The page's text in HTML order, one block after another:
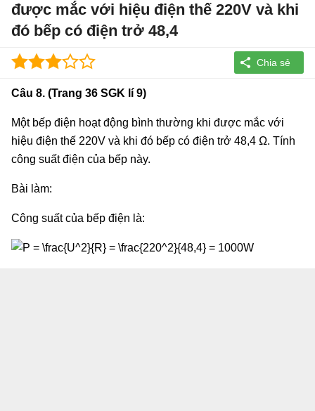
được mắc với hiệu điện thế 220V và khi
đó bếp có điện trở 48,4
Câu 8. (Trang 36 SGK lí 9)
Một bếp điện hoạt động bình thường khi được mắc với
hiệu điện thế 220V và khi đó bếp có điện trở 48,4 Ω. Tính
công suất điện của bếp này.
Bài làm:
Công suất của bếp điện là: